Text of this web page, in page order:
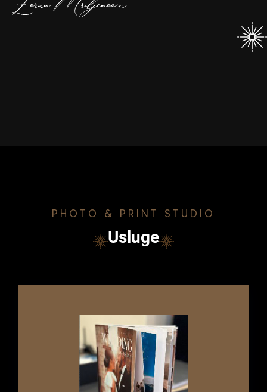
PHOTO & PRINT STUDIO
Usluge